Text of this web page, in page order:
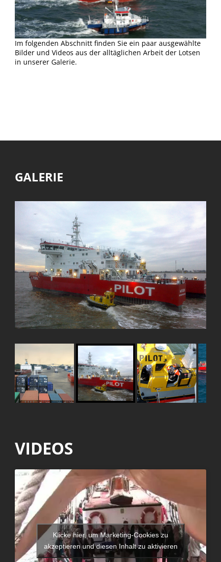
Im folgenden Abschnitt finden Sie ein paar ausgewählte
Bilder und Videos aus der alltäglichen Arbeit der Lotsen
in unserer Galerie.
GALERIE
VIDEOS
Klicke hier, um Marketing-Cookies zu
akzeptieren und diesen Inhalt zu aktivieren